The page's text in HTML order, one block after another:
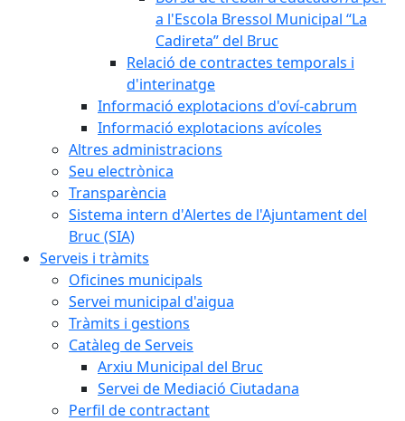
a l'Escola Bressol Municipal “La
Cadireta” del Bruc
Relació de contractes temporals i
d'interinatge
Informació explotacions d'oví-cabrum
Informació explotacions avícoles
Altres administracions
Seu electrònica
Transparència
Sistema intern d'Alertes de l'Ajuntament del
Bruc (SIA)
Serveis i tràmits
Oficines municipals
Servei municipal d'aigua
Tràmits i gestions
Catàleg de Serveis
Arxiu Municipal del Bruc
Servei de Mediació Ciutadana
Perfil de contractant